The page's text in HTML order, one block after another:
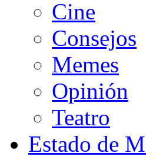
Cine
Consejos
Memes
Opinión
Teatro
Estado de